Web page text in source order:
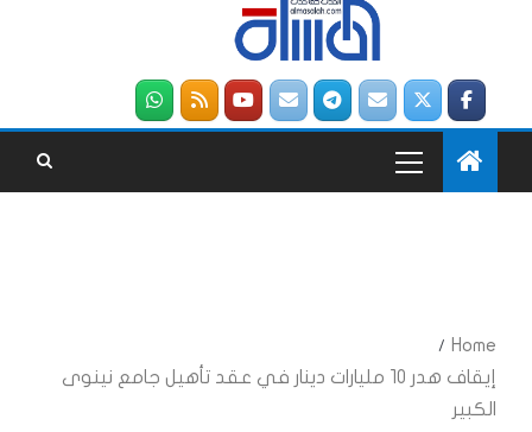
Home
إيقاف هدر 10 مليارات دينار في عقد تأهيل جامع نينوى
الكبير